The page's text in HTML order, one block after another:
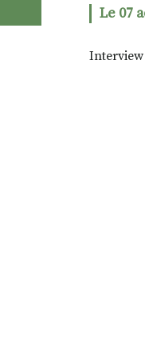
Le 07
Interview